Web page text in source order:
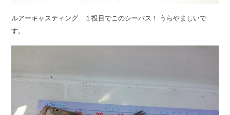
ルアーキャスティング １投目でこのシーバス！ うらやましいで
す。